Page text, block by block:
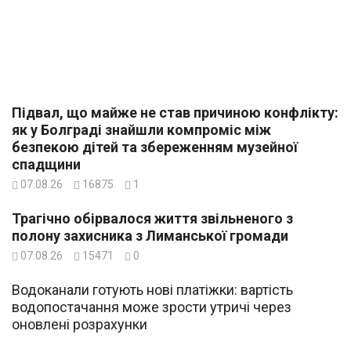
Підвал, що майже не став причиною конфлікту:
як у Болграді знайшли компроміс між
безпекою дітей та збереженням музейної
спадщини
07.08.26 16875 1
Трагічно обірвалося життя звільненого з
полону захисника з Лиманської громади
07.08.26 15471 0
Водоканали готують нові платіжки: вартість
водопостачання може зрости утричі через
оновлені розрахунки